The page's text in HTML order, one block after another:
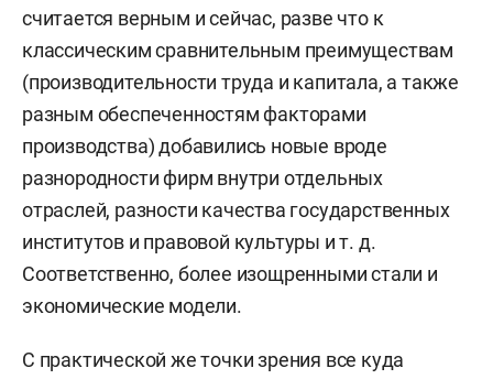
считается верным и сейчас, разве что к
классическим сравнительным преимуществам
(производительности труда и капитала, а также
разным обеспеченностям факторами
производства) добавились новые вроде
разнородности фирм внутри отдельных
отраслей, разности качества государственных
институтов и правовой культуры и т. д.
Соответственно, более изощренными стали и
экономические модели.
С практической же точки зрения все куда